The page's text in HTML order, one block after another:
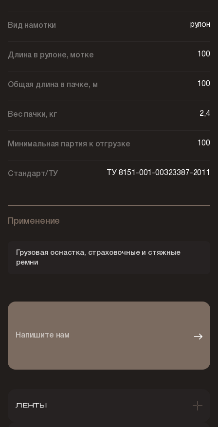
Вид намотки рулон
Длина в рулоне, мотке 100
Общая длина в пачке, м 100
Вес пачки, кг 2,4
Минимальная партия к отгрузке 100
Стандарт/ТУ ТУ 8151-001-00323387-2011
Применение
Грузовая оснастка, страховочные и стяжные
ремни
Напишите нам
ЛЕНТЫ